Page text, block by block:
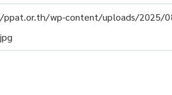
wp-content/uploads/2025/